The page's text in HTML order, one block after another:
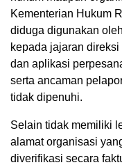
Kementerian Hukum
diduga digunakan
kepada jajaran
dan aplikasi
serta ancaman
tidak dipenuhi.
Selain tidak memiliki
alamat organisasi
diverifikasi secara